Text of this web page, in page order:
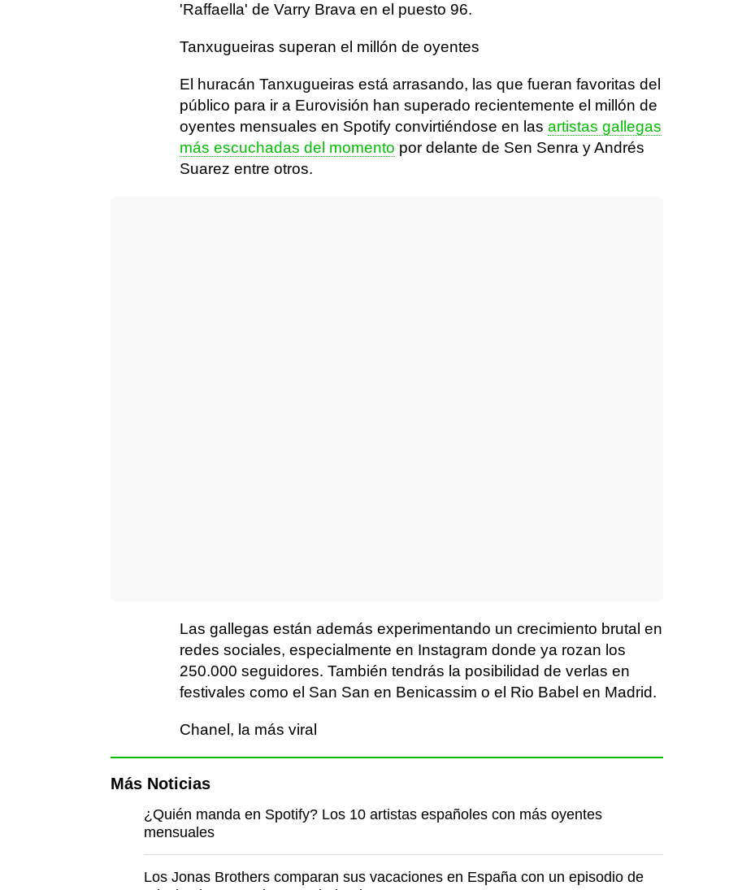
'Raffaella' de Varry Brava en el puesto 96.
Tanxugueiras superan el millón de oyentes
El huracán Tanxugueiras está arrasando, las que fueran favoritas del
público para ir a Eurovisión han superado recientemente el millón de
oyentes mensuales en Spotify convirtiéndose en las artistas gallegas
más escuchadas del momento por delante de Sen Senra y Andrés
Suarez entre otros.
Las gallegas están además experimentando un crecimiento brutal en
redes sociales, especialmente en Instagram donde ya rozan los
250.000 seguidores. También tendrás la posibilidad de verlas en
festivales como el San San en Benicassim o el Rio Babel en Madrid.
Chanel, la más viral
Más Noticias
¿Quién manda en Spotify? Los 10 artistas españoles con más oyentes
mensuales
Los Jonas Brothers comparan sus vacaciones en España con un episodio de